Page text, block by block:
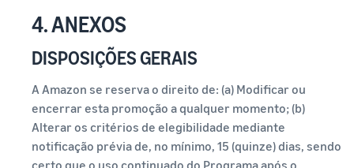
4. ANEXOS
DISPOSIÇÕES GERAIS
A Amazon se reserva o direito de: (a) Modificar ou
encerrar esta promoção a qualquer momento; (b)
Alterar os critérios de elegibilidade mediante
notificação prévia de, no mínimo, 15 (quinze) dias, sendo
certo que o uso continuado do Programa após o